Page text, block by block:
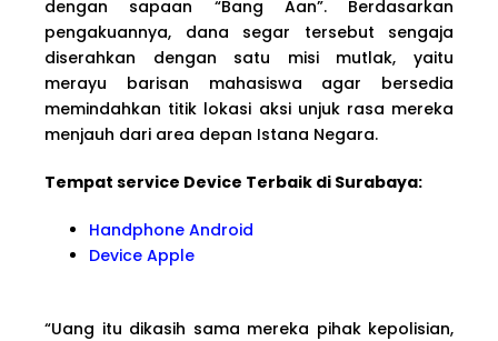
dengan sapaan “Bang Aan”. Berdasarkan
pengakuannya, dana segar tersebut sengaja
diserahkan dengan satu misi mutlak, yaitu
merayu barisan mahasiswa agar bersedia
memindahkan titik lokasi aksi unjuk rasa mereka
menjauh dari area depan Istana Negara.
Tempat service Device Terbaik di Surabaya:
Handphone Android
Device Apple
“Uang itu dikasih sama mereka pihak kepolisian,